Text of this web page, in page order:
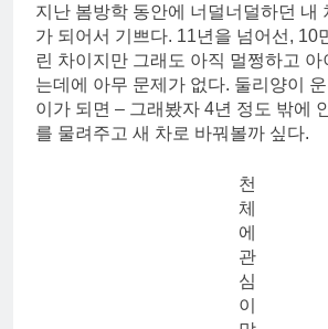
지난 봄방학 동안에 너덜너덜하던 내
가 되어서 기쁘다. 11년을 넘어선, 10
린 차이지만 그래도 아직 멀쩡하고
는데에 아무 문제가 없다. 둘리양이
이가 되면 – 그래봤자 4년 정도 밖에
를 물려주고 새 차로 바꿔볼까 싶다.
천
체
에
관
심
이